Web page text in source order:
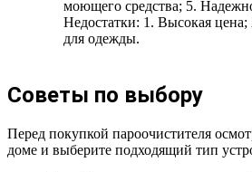
моющего средства; 5.
Недостатки: 1. Высокая цена;
для одежды.
Советы по выбору
Перед покупкой пароочистителя
доме и выберите подходящий тип